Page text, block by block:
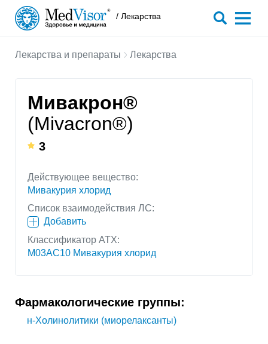
/ Лекарства
Лекарства и препараты Лекарства
Мивакрон®
(Mivacron®)
3
Действующее вещество:
Мивакурия хлорид
Список взаимодействия ЛС:
Добавить
Классификатор АТХ:
M03AC10 Мивакурия хлорид
Фармакологические группы:
н-Холинолитики (миорелаксанты)